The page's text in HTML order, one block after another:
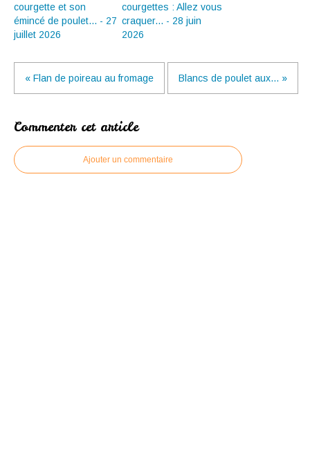
courgette et son
émincé de poulet... - 27
juillet 2026
courgettes : Allez vous
craquer... - 28 juin
2026
« Flan de poireau au fromage Blancs de poulet aux... »
Commenter cet article
Ajouter un commentaire